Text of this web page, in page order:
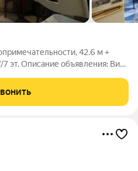
42.6 м +
эт. Описание объявления: Вид
Ростехарену и Третьяковскую